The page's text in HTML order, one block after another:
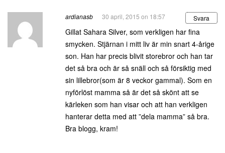
ardianasb 30 april, 2015 on 18:57 Svara
Gillat Sahara Silver, som verkligen har fina
smycken. Stjärnan i mitt liv är min snart 4-årige
son. Han har precis blivit storebror och han tar
det så bra och är så snäll och så försiktig med
sin lillebror(som är 8 veckor gammal). Som en
nyförlöst mamma så är det så skönt att se
kärleken som han visar och att han verkligen
hanterar detta med att ”dela mamma” så bra.
Bra blogg, kram!